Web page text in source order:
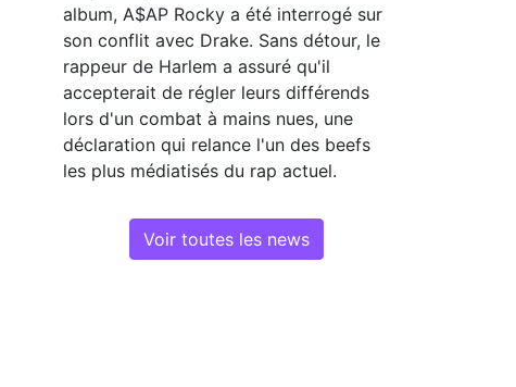
album, A$AP Rocky a été interrogé sur
son conflit avec Drake. Sans détour, le
rappeur de Harlem a assuré qu'il
accepterait de régler leurs différends
lors d'un combat à mains nues, une
déclaration qui relance l'un des beefs
les plus médiatisés du rap actuel.
Voir toutes les news